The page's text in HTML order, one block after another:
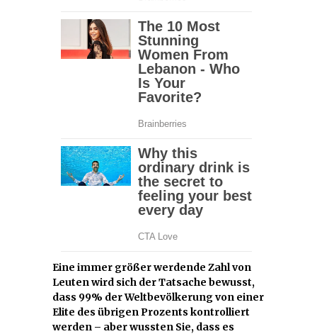
Eine immer größer werdende Zahl von
Leuten wird sich der Tatsache bewusst,
dass 99% der Weltbevölkerung von einer
Elite des übrigen Prozents kontrolliert
werden – aber wussten Sie, dass es